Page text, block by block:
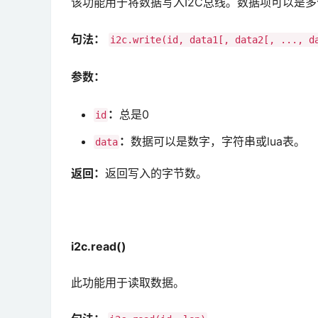
句法： i2c.write(id, data1[, data2[, ...,
参数：
id ： 总是0
data ： 数据可以是数字，字符串或lua表。
返回： 返回写入的字节数。
i2c.read()
此功能用于读取数据。